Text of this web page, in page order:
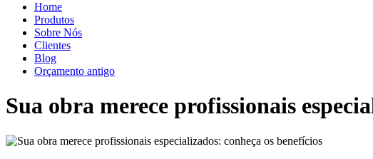
Home
Produtos
Sobre Nós
Clientes
Blog
Orçamento antigo
Sua obra merece profissionais